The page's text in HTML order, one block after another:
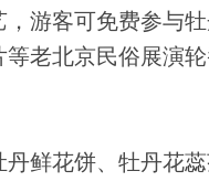
游客可免费参与
老北京民俗展演
花饼、牡丹花蕊